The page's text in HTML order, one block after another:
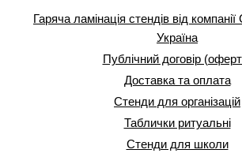
Гаряча ламінація стендів від
Україна
Публічний договір
Доставка та оплата
Стенди для організацій
Таблички ритуальні
Стенди для школи